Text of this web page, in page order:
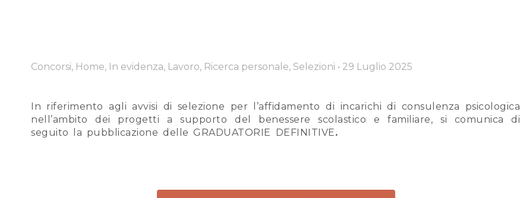
Concorsi, Home, In evidenza, Lavoro, Ricerca personale, Selezioni • 29 Luglio 2025
In riferimento agli avvisi di selezione per l’affidamento di incarichi di consulenza psicologica
nell’ambito dei progetti a supporto del benessere scolastico e familiare, si comunica di
seguito la pubblicazione delle GRADUATORIE DEFINITIVE.